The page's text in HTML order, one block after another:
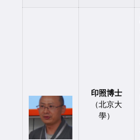
印照博士
（北京大
學）